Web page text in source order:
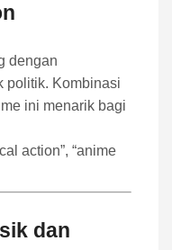
dengan
politik. Kombinasi
ini menarik bagi
action”, “anime
dan